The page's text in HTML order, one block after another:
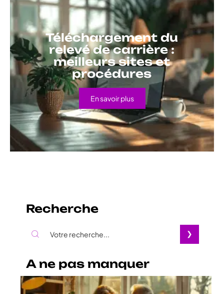
Téléchargement du
relevé de carrière :
meilleurs sites et
procédures
En savoir plus
Recherche
A ne pas manquer